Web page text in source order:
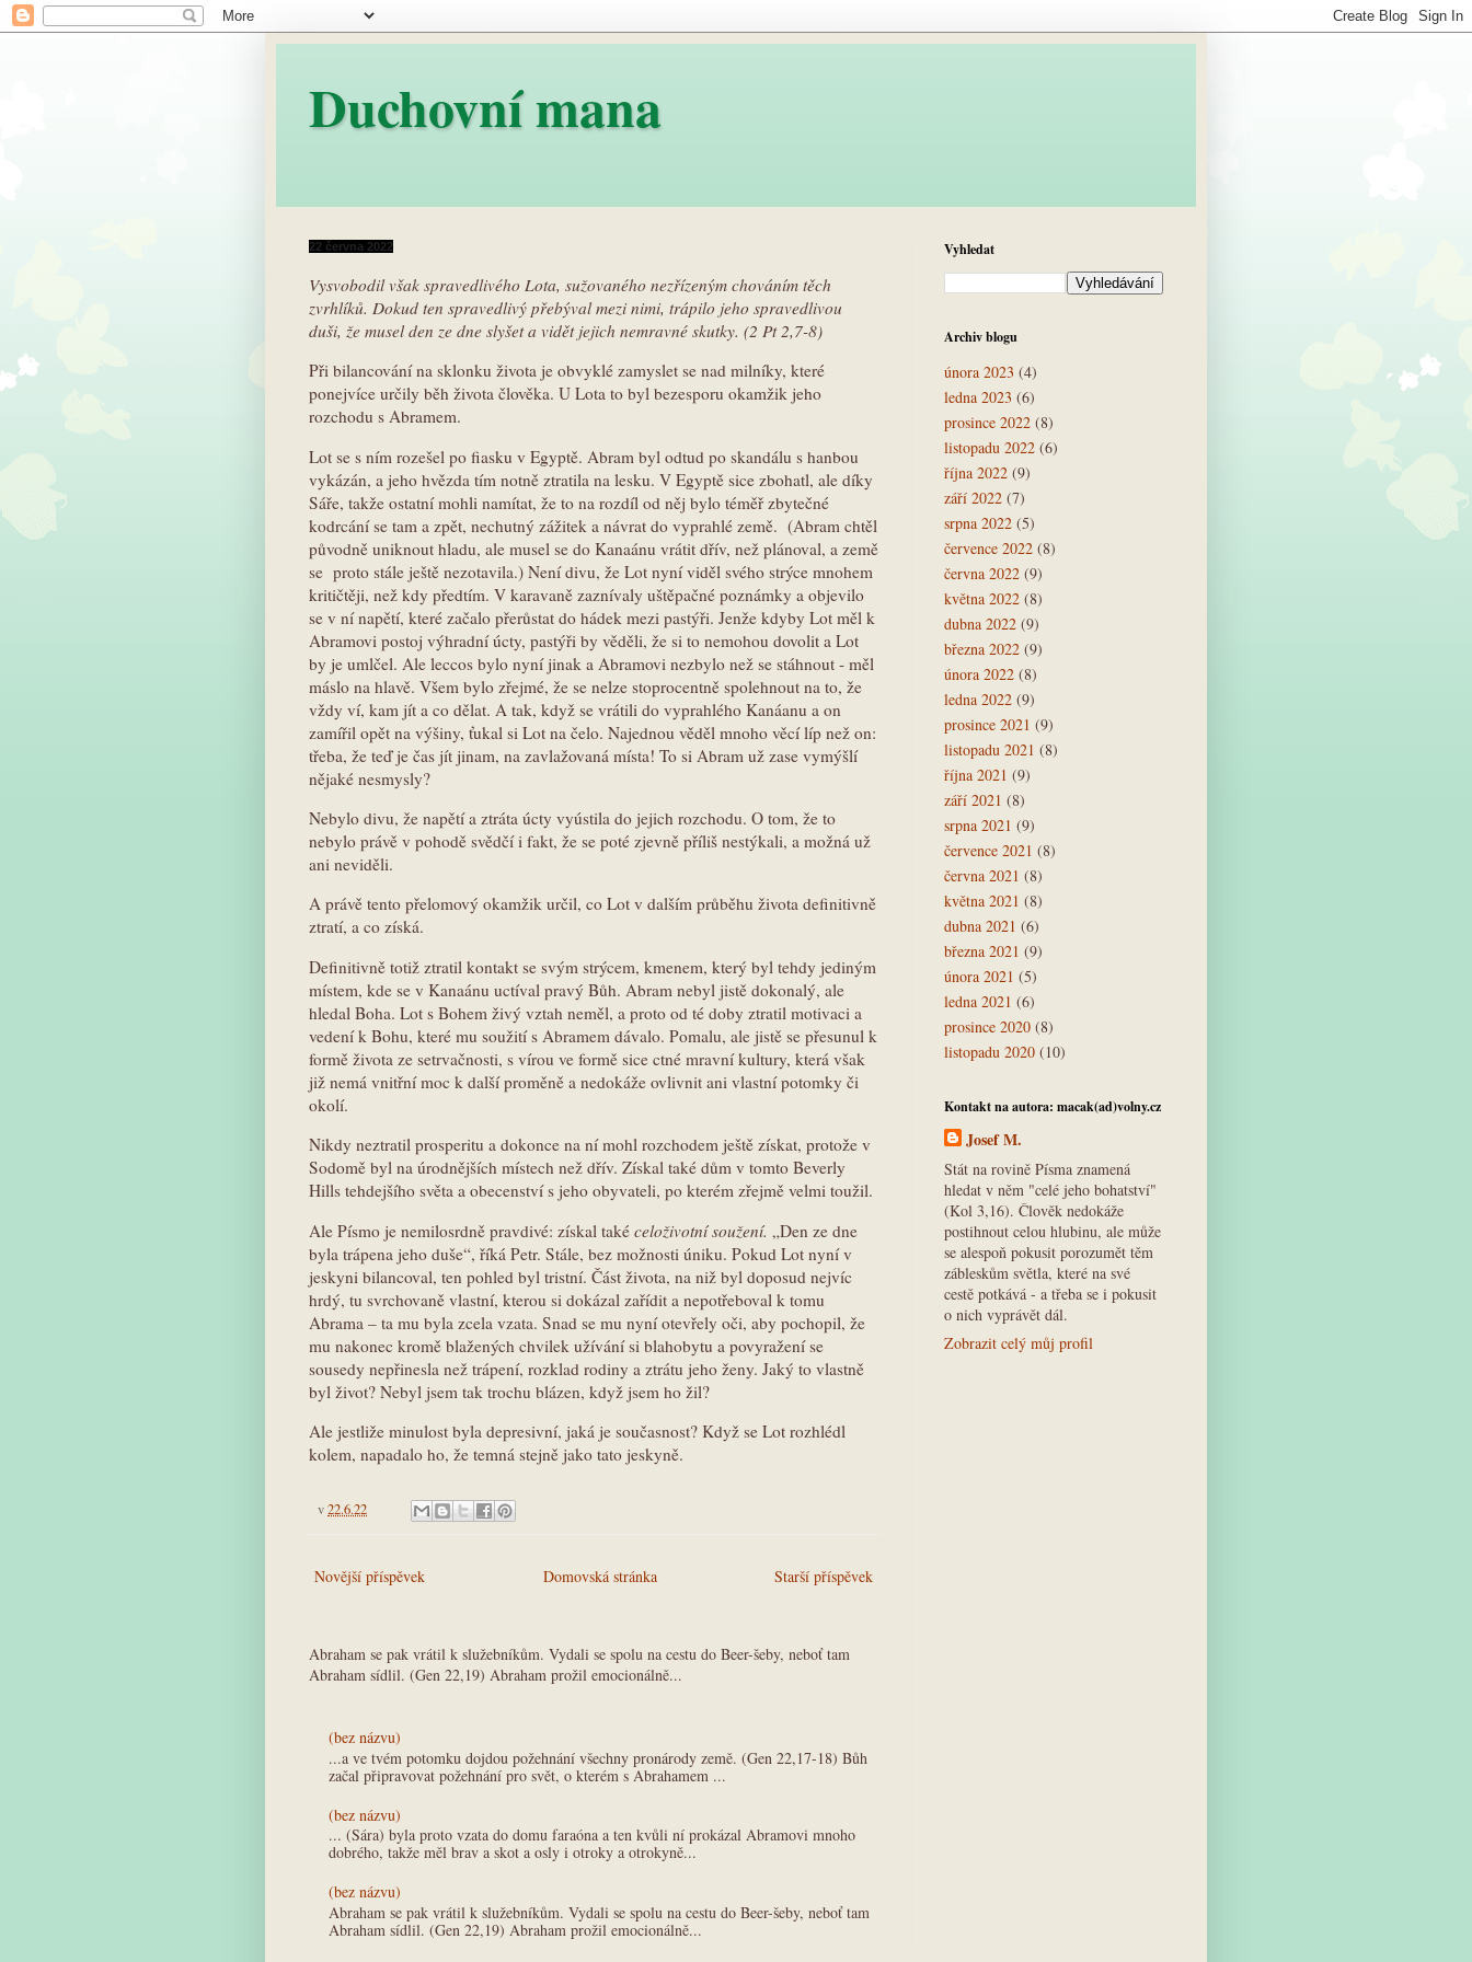
Duchovní mana
22 června 2022
Vysvobodil však spravedlivého Lota, sužovaného nezřízeným chováním těch
zvrhlíků. Dokud ten spravedlivý přebýval mezi nimi, trápilo jeho spravedlivou
duši, že musel den ze dne slyšet a vidět jejich nemravné skutky. (2 Pt 2,7-8)
Při bilancování na sklonku života je obvyklé zamyslet se nad milníky, které
ponejvíce určily běh života člověka. U Lota to byl bezesporu okamžik jeho
rozchodu s Abramem.
Lot se s ním rozešel po fiasku v Egyptě. Abram byl odtud po skandálu s hanbou
vykázán, a jeho hvězda tím notně ztratila na lesku. V Egyptě sice zbohatl, ale díky
Sáře, takže ostatní mohli namítat, že to na rozdíl od něj bylo téměř zbytečné
kodrcání se tam a zpět, nechutný zážitek a návrat do vyprahlé země. (Abram chtěl
původně uniknout hladu, ale musel se do Kanaánu vrátit dřív, než plánoval, a země
se proto stále ještě nezotavila.) Není divu, že Lot nyní viděl svého strýce mnohem
kritičtěji, než kdy předtím. V karavaně zaznívaly uštěpačné poznámky a objevilo
se v ní napětí, které začalo přerůstat do hádek mezi pastýři. Jenže kdyby Lot měl k
Abramovi postoj výhradní úcty, pastýři by věděli, že si to nemohou dovolit a Lot
by je umlčel. Ale leccos bylo nyní jinak a Abramovi nezbylo než se stáhnout - měl
máslo na hlavě. Všem bylo zřejmé, že se nelze stoprocentně spolehnout na to, že
vždy ví, kam jít a co dělat. A tak, když se vrátili do vyprahlého Kanáanu a on
zamířil opět na výšiny, ťukal si Lot na čelo. Najednou věděl mnoho věcí líp než on:
třeba, že teď je čas jít jinam, na zavlažovaná místa! To si Abram už zase vymýšlí
nějaké nesmysly?
Nebylo divu, že napětí a ztráta úcty vyústila do jejich rozchodu. O tom, že to
nebylo právě v pohodě svědčí i fakt, že se poté zjevně příliš nestýkali, a možná už
ani neviděli.
A právě tento přelomový okamžik určil, co Lot v dalším průběhu života definitivně
ztratí, a co získá.
Definitivně totiž ztratil kontakt se svým strýcem, kmenem, který byl tehdy jediným
místem, kde se v Kanaánu uctíval pravý Bůh. Abram nebyl jistě dokonalý, ale
hledal Boha. Lot s Bohem živý vztah neměl, a proto od té doby ztratil motivaci a
vedení k Bohu, které mu soužití s Abramem dávalo. Pomalu, ale jistě se přesunul k
formě života ze setrvačnosti, s vírou ve formě sice ctné mravní kultury, která však
již nemá vnitřní moc k další proměně a nedokáže ovlivnit ani vlastní potomky či
okolí.
Nikdy neztratil prosperitu a dokonce na ní mohl rozchodem ještě získat, protože v
Sodomě byl na úrodnějších místech než dřív. Získal také dům v tomto Beverly
Hills tehdejšího světa a obecenství s jeho obyvateli, po kterém zřejmě velmi toužil.
Ale Písmo je nemilosrdně pravdivé: získal také celoživotní soužení. „Den ze dne
byla trápena jeho duše“, říká Petr. Stále, bez možnosti úniku. Pokud Lot nyní v
jeskyni bilancoval, ten pohled byl tristní. Část života, na niž byl doposud nejvíc
hrdý, tu svrchovaně vlastní, kterou si dokázal zařídit a nepotřeboval k tomu
Abrama – ta mu byla zcela vzata. Snad se mu nyní otevřely oči, aby pochopil, že
mu nakonec kromě blažených chvilek užívání si blahobytu a povyražení se
sousedy nepřinesla než trápení, rozklad rodiny a ztrátu jeho ženy. Jaký to vlastně
byl život? Nebyl jsem tak trochu blázen, když jsem ho žil?
Ale jestliže minulost byla depresivní, jaká je současnost? Když se Lot rozhlédl
kolem, napadalo ho, že temná stejně jako tato jeskyně.
v22.6.22
Novější příspěvek Starší příspěvek
Domovská stránka
Abraham se pak vrátil k služebníkům. Vydali se spolu na cestu do Beer-šeby, neboť tam
Abraham sídlil. (Gen 22,19) Abraham prožil emocionálně...
(bez názvu)
...a ve tvém potomku dojdou požehnání všechny pronárody země. (Gen 22,17-18) Bůh
začal připravovat požehnání pro svět, o kterém s Abrahamem ...
(bez názvu)
... (Sára) byla proto vzata do domu faraóna a ten kvůli ní prokázal Abramovi mnoho
dobrého, takže měl brav a skot a osly i otroky a otrokyně...
(bez názvu)
Abraham se pak vrátil k služebníkům. Vydali se spolu na cestu do Beer-šeby, neboť tam
Abraham sídlil. (Gen 22,19) Abraham prožil emocionálně...
Vyhledat
Archiv blogu
února 2023 (4)
ledna 2023 (6)
prosince 2022 (8)
listopadu 2022 (6)
října 2022 (9)
září 2022 (7)
srpna 2022 (5)
července 2022 (8)
června 2022 (9)
května 2022 (8)
dubna 2022 (9)
března 2022 (9)
února 2022 (8)
ledna 2022 (9)
prosince 2021 (9)
listopadu 2021 (8)
října 2021 (9)
září 2021 (8)
srpna 2021 (9)
července 2021 (8)
června 2021 (8)
května 2021 (8)
dubna 2021 (6)
března 2021 (9)
února 2021 (5)
ledna 2021 (6)
prosince 2020 (8)
listopadu 2020 (10)
Kontakt na autora: macak(ad)volny.cz
Josef M.
Stát na rovině Písma znamená
hledat v něm "celé jeho bohatství"
(Kol 3,16). Člověk nedokáže
postihnout celou hlubinu, ale může
se alespoň pokusit porozumět těm
zábleskům světla, které na své
cestě potkává - a třeba se i pokusit
o nich vyprávět dál.
Zobrazit celý můj profil